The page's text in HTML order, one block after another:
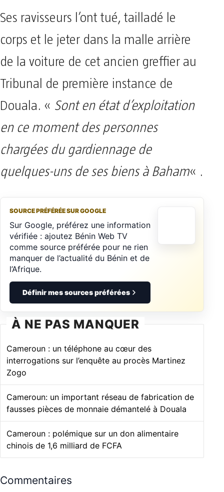
Ses ravisseurs l’ont tué, tailladé le
corps et le jeter dans la malle arrière
de la voiture de cet ancien greffier au
Tribunal de première instance de
Douala. « Sont en état d’exploitation
en ce moment des personnes
chargées du gardiennage de
quelques-uns de ses biens à Baham« .
SOURCE PRÉFÉRÉE SUR GOOGLE
Sur Google, préférez une information
vérifiée : ajoutez Bénin Web TV
comme source préférée pour ne rien
manquer de l’actualité du Bénin et de
l’Afrique.
Définir mes sources préférées
À NE PAS MANQUER
Cameroun : un téléphone au cœur des
interrogations sur l’enquête au procès Martinez
Zogo
Cameroun: un important réseau de fabrication de
fausses pièces de monnaie démantelé à Douala
Cameroun : polémique sur un don alimentaire
chinois de 1,6 milliard de FCFA
Commentaires